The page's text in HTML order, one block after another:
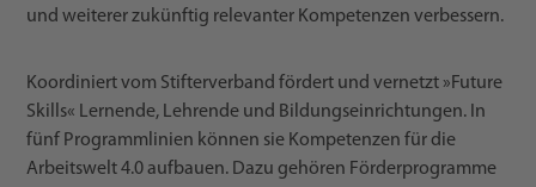
und weiterer zukünftig relevanter Kompetenzen verbessern.
Koordiniert vom Stifterverband fördert und vernetzt »Future
Skills« Lernende, Lehrende und Bildungseinrichtungen. In
fünf Programmlinien können sie Kompetenzen für die
Arbeitswelt 4.0 aufbauen. Dazu gehören Förderprogramme